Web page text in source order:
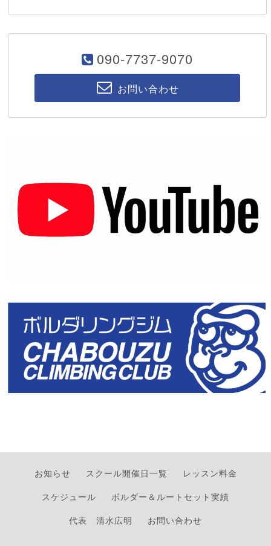
090-7737-9070
お問い合わせ
お知らせ スクール開催日一覧
レッスン料金
スケジュール
ボルダー＆ルートセット実績
代表 清水広明
お問い合わせ